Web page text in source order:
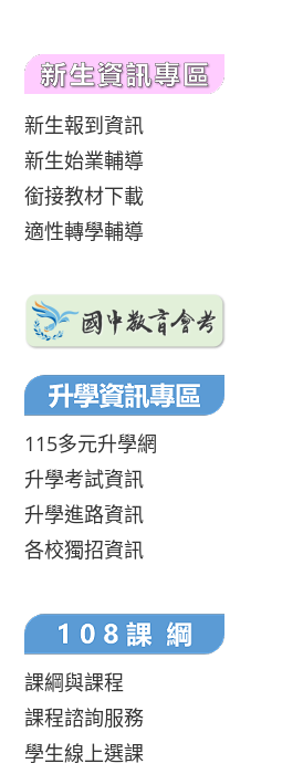
新生報到資訊
新生始業輔導
銜接教材下載
適性轉學輔導
115多元升學網
升學考試資訊
升學進路資訊
各校獨招資訊
課綱與課程
課程諮詢服務
學生線上選課